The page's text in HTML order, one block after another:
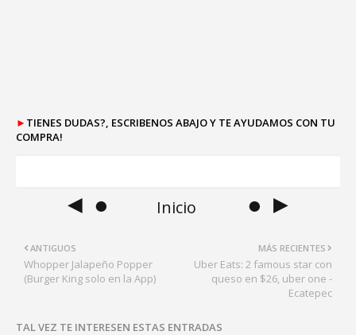
► TIENES DUDAS?, ESCRIBENOS ABAJO Y TE AYUDAMOS CON TU
COMPRA!
◄ ● Inicio ● ►
MÁS RECIENTES
Uber Eats: 2 famous star con
queso en $26, uber one -
Ecatepec
ANTIGUOS
Whopper Jalapeño Popper
(Burger King solo en la App)
TAL VEZ TE INTERESEN ESTAS ENTRADAS